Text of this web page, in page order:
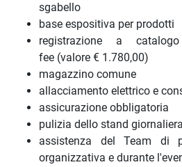
sgabello
base espositiva per prodotti
registrazione a
fee (valore € 1.780,00)
magazzino comune
allacciamento elettrico e
assicurazione obbligatoria
pulizia dello stand giornaliera
assistenza del Team di
organizzativa e durante